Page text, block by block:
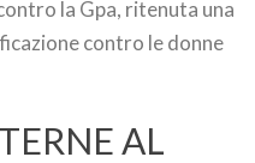
la Gpa, ritenuta una
contro le donne
AL